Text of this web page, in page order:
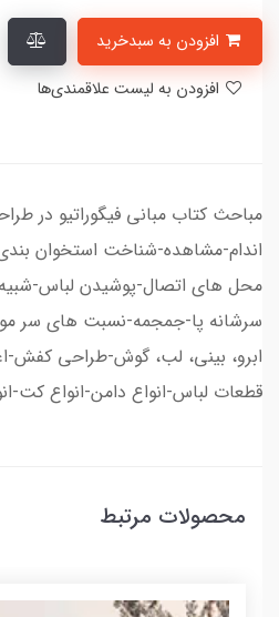
مباحث کتاب مبانی فیگوراتیو در
اندام-مشاهده-شناخت استخوان
محل های اتصال-پوشیدن لباس-
سرشانه پا-جمجمه-نسبت های سر
ابرو، بینی، لب، گوش-طراحی کفش-
قطعات لباس-انواع دامن-انواع کت-
محصولات مرتبط